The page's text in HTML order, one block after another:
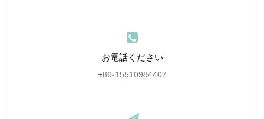
お電話ください
+86-15510984407